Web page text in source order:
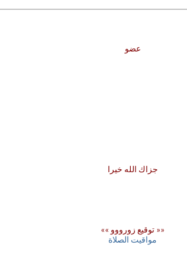
عضو
جزاك الله خيرا
«« توقيع زورووو »»
مواقيت الصلاة